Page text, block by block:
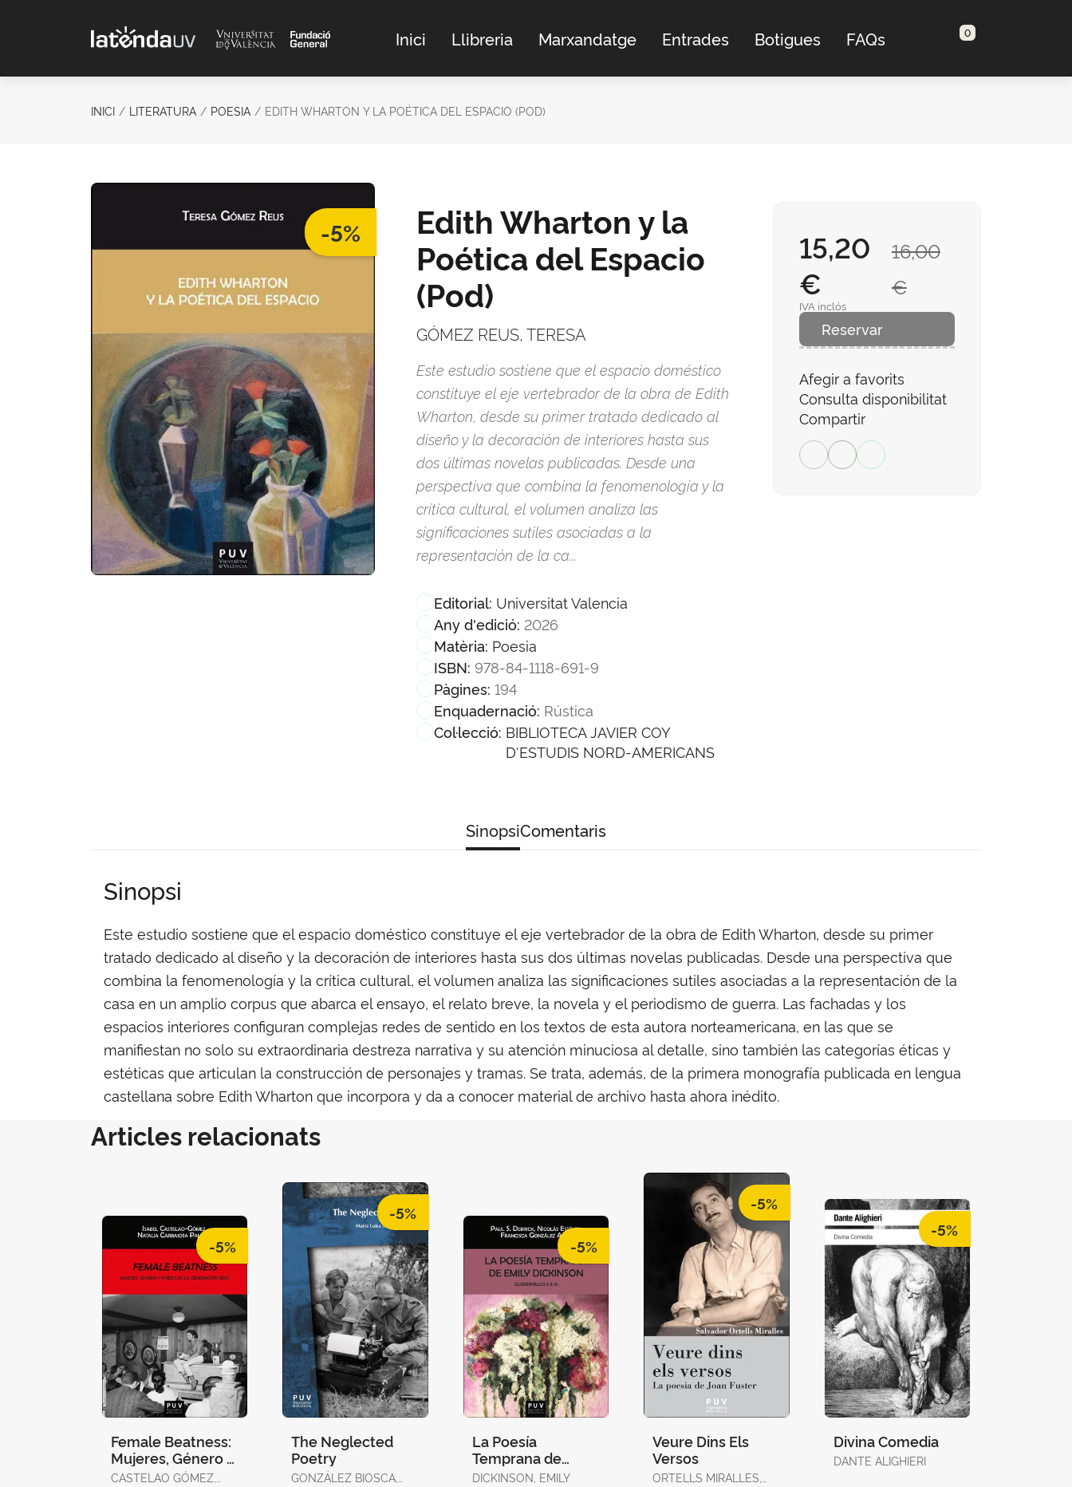
Inici Llibreria Marxandatge Entrades Botigues FAQs 0
INICI LITERATURA POESIA EDITH WHARTON Y LA POÉTICA DEL ESPACIO (POD)
-5%
Edith Wharton y la
Poética del Espacio
(Pod)
GÓMEZ REUS, TERESA
Este estudio sostiene que el espacio doméstico
constituye el eje vertebrador de la obra de Edith
Wharton, desde su primer tratado dedicado al
diseño y la decoración de interiores hasta sus
dos últimas novelas publicadas. Desde una
perspectiva que combina la fenomenología y la
crítica cultural, el volumen analiza las
significaciones sutiles asociadas a la
representación de la ca...
Editorial: Universitat Valencia
Any d'edició: 2026
Matèria: Poesia
ISBN: 978-84-1118-691-9
Pàgines: 194
Enquadernació: Rústica
Col·lecció: BIBLIOTECA JAVIER COY
D'ESTUDIS NORD-AMERICANS
16,00
€
15,20
€
IVA inclós
Reservar
Afegir a favorits
Consulta disponibilitat
Compartir
SinopsiComentaris
Sinopsi
Este estudio sostiene que el espacio doméstico constituye el eje vertebrador de la obra de Edith Wharton, desde su primer
tratado dedicado al diseño y la decoración de interiores hasta sus dos últimas novelas publicadas. Desde una perspectiva que
combina la fenomenología y la crítica cultural, el volumen analiza las significaciones sutiles asociadas a la representación de la
casa en un amplio corpus que abarca el ensayo, el relato breve, la novela y el periodismo de guerra. Las fachadas y los
espacios interiores configuran complejas redes de sentido en los textos de esta autora norteamericana, en las que se
manifiestan no solo su extraordinaria destreza narrativa y su atención minuciosa al detalle, sino también las categorías éticas y
estéticas que articulan la construcción de personajes y tramas. Se trata, además, de la primera monografía publicada en lengua
castellana sobre Edith Wharton que incorpora y da a conocer material de archivo hasta ahora inédito.
Articles relacionats
-5%
Female Beatness:
Mujeres, Género y
Poesía en la
CASTELAO GÓMEZ,
-5%
The Neglected
Poetry
GONZÁLEZ BIOSCA,
-5%
La Poesía
Temprana de
Emily Dickinson.
DICKINSON, EMILY
-5%
Veure Dins Els
Versos
ORTELLS MIRALLES,
-5%
Divina Comedia
DANTE ALIGHIERI